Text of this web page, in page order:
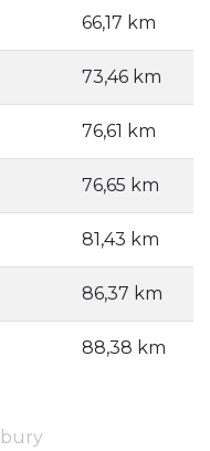
66,17 km
73,46 km
76,61 km
76,65 km
81,43 km
86,37 km
88,38 km